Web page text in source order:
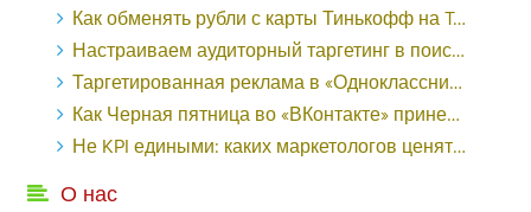
Как обменять рубли с карты Тинькофф на Tether ERC20 (USDT)?
Настраиваем аудиторный таргетинг в поисковой кампании Google Ads - «Заработок»
Таргетированная реклама в «Одноклассниках»: как ее настроить и нужно ли - «Заработок»
Как Черная пятница во «ВКонтакте» принесла магазину подарков 221 продажу по цене 38 рублей - «Заработок»
Не KPI едиными: каких маркетологов ценят - «Заработок»
О нас